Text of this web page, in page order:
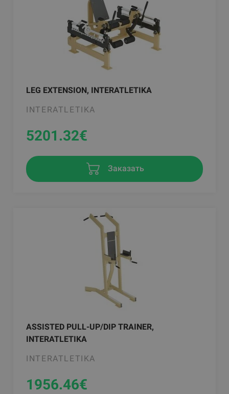
LEG EXTENSION, INTERATLETIKA
INTERATLETIKA
5201.32€
Заказать
ASSISTED PULL-UP/DIP TRAINER,
INTERATLETIKA
INTERATLETIKA
1956.46€